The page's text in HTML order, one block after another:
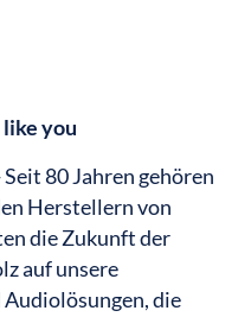
like you
80 Jahren gehören
Herstellern von
die Zukunft der
auf unsere
die